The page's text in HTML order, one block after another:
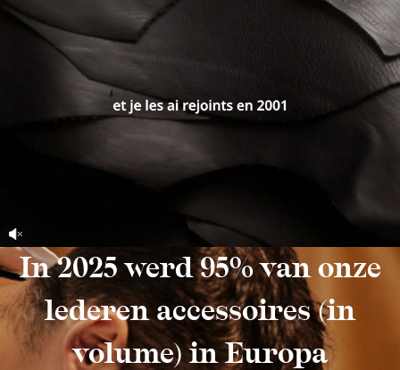
In 2025 werd 95% van onze
lederen accessoires (in
volume) in Europa